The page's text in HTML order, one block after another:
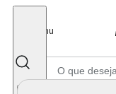
Menu